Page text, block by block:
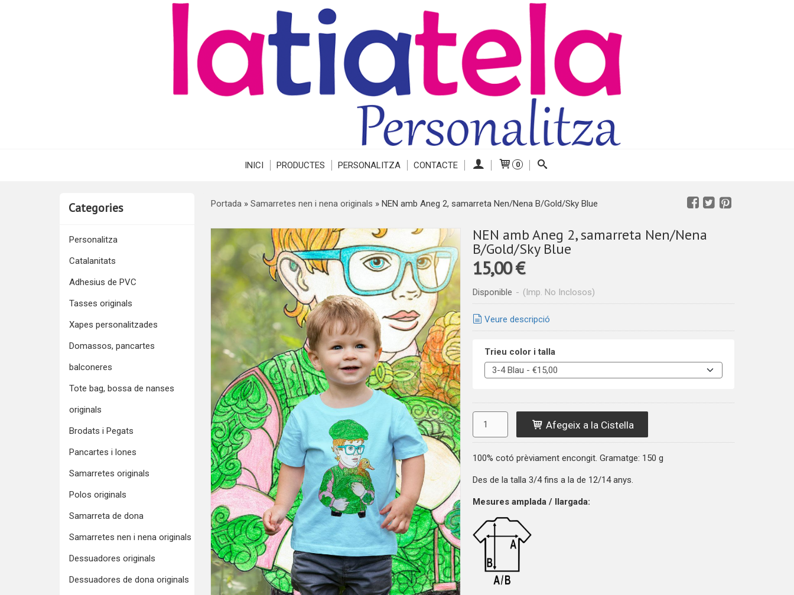
INICI PRODUCTES PERSONALITZA CONTACTE 0
Categories
Personalitza
Catalanitats
Adhesius de PVC
Tasses originals
Xapes personalitzades
Domassos, pancartes
balconeres
Tote bag, bossa de nanses
originals
Brodats i Pegats
Pancartes i lones
Samarretes originals
Polos originals
Samarreta de dona
Samarretes nen i nena originals
Dessuadores originals
Dessuadores de dona originals
Portada» Samarretes nen i nena originals » NEN amb Aneg 2, samarreta Nen/Nena B/Gold/Sky Blue
NEN amb Aneg 2, samarreta Nen/Nena
B/Gold/Sky Blue
15,00 €
Disponible - (Imp. No Inclosos)
Veure descripció
Trieu color i talla
Afegeix a la Cistella
100% cotó prèviament encongit. Gramatge: 150 g
Des de la talla 3/4 fins a la de 12/14 anys.
Mesures amplada / llargada: